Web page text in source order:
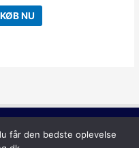
KØB NU
Blå Ting
får den bedste oplevelse